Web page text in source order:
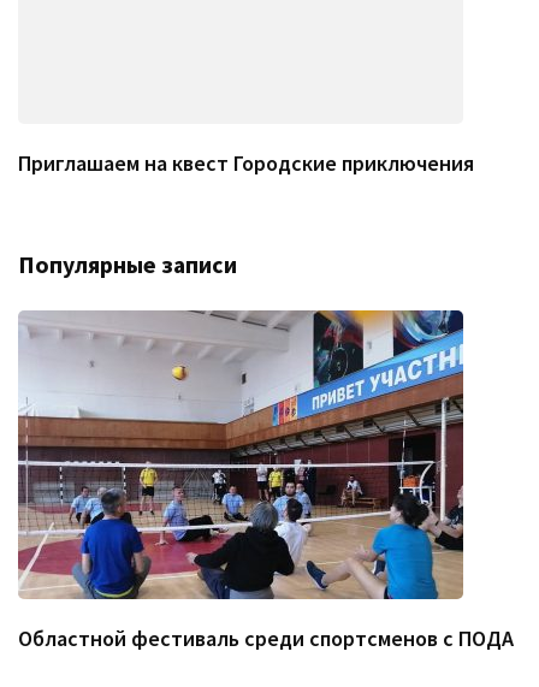
Приглашаем на квест Городские приключения
Популярные записи
Областной фестиваль среди спортсменов с ПОДА